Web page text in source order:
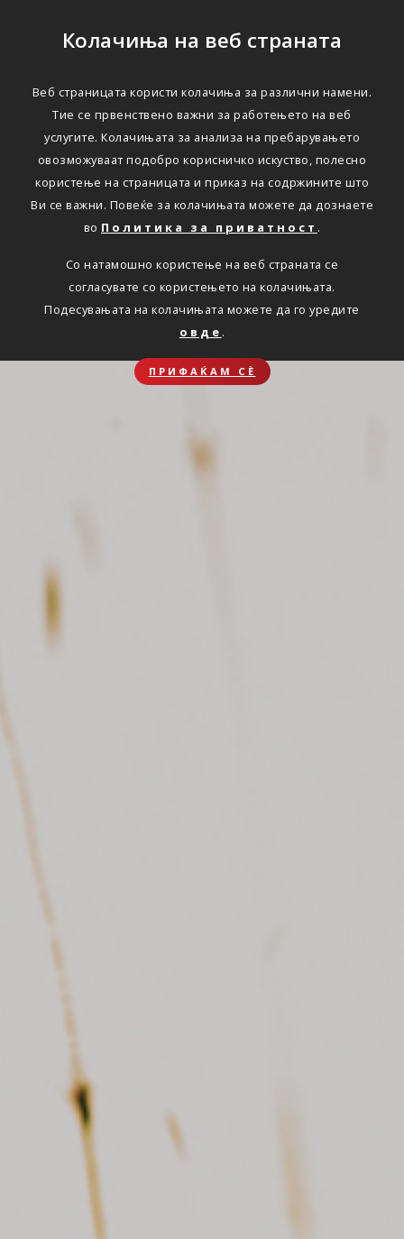
Колачиња на веб страната
Веб страницата користи колачиња за различни намени.
Тие се првенствено важни за работењето на веб
услугите. Колачињата за анализа на пребарувањето
овозможуваат подобро корисничко искуство, полесно
користење на страницата и приказ на содржините што
Ви се важни. Повеќе за колачињата можете да дознаете
во Политика за приватност .
Со натамошно користење на веб страната се
согласувате со користењето на колачињата.
Подесувањата на колачињата можете да го уредите
овде .
ПРИФАЌАМ СЀ